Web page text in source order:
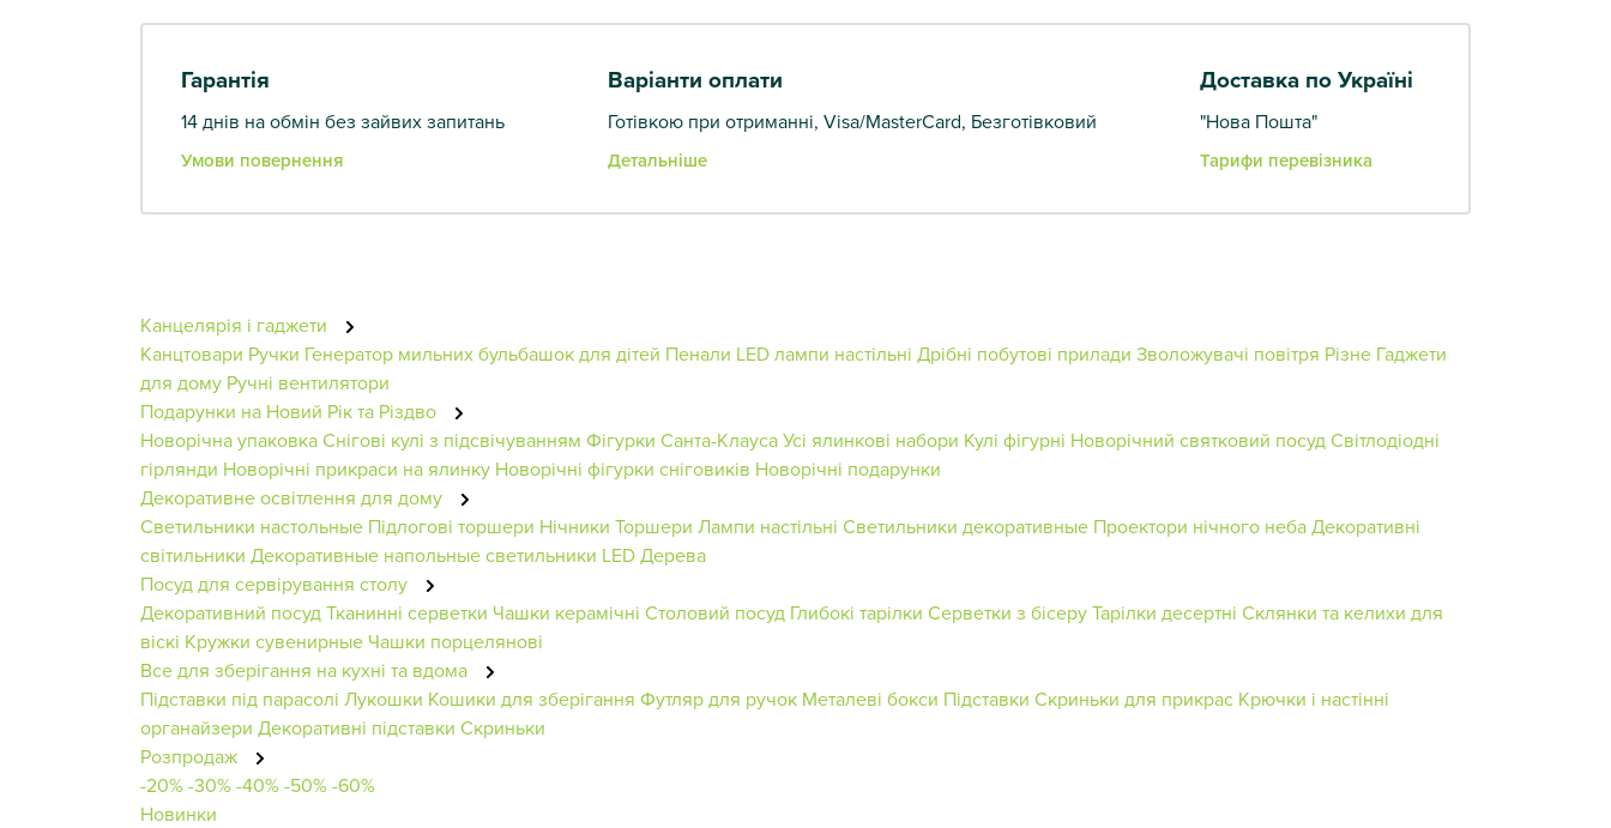
Гарантія
14 днів на обмін без зайвих запитань
Умови повернення
Варіанти оплати
Готівкою при отриманні, Visa/MasterCard, Безготівковий
Детальніше
Доставка по Україні
"Нова Пошта"
Тарифи перевізника
Канцелярія і гаджети
Канцтовари Ручки Генератор мильних бульбашок для дітей Пенали LED лампи настільні Дрібні побутові прилади Зволожувачі повітря Різне Гаджети
для дому Ручні вентилятори
Подарунки на Новий Рік та Різдво
Новорічна упаковкаСнігові кулі з підсвічуванням Фігурки Санта-КлаусаУсі ялинкові набори Кулі фігурні Новорічний святковий посудСвітлодіодні
гірлянди Новорічні прикраси на ялинку Новорічні фігурки сніговиків Новорічні подарунки
Декоративне освітлення для дому
Светильники настольные Підлогові торшери Нічники Торшери Лампи настільні Светильники декоративные Проектори нічного небаДекоративні
світильники Декоративные напольные светильники LED Дерева
Посуд для сервірування столу
Декоративний посудТканинні серветки Чашки керамічні Столовий посуд Глибокі тарілки Серветки з бісеруТарілки десертні Склянки та келихи для
віскі Кружки сувенирные Чашки порцелянові
Все для зберігання на кухні та вдома
Підставки під парасолі Лукошки Кошики для зберігання Футляр для ручок Металеві бокси Підставки Скриньки для прикрас Крючки і настінні
органайзери Декоративні підставки Скриньки
Розпродаж
-20%-30%-40%-50%-60%
Новинки